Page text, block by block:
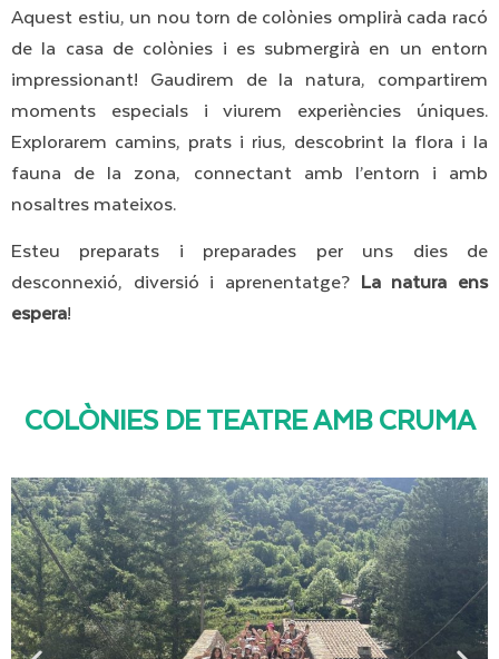
Aquest estiu, un nou torn de colònies omplirà cada racó
de la casa de colònies i es submergirà en un entorn
impressionant! Gaudirem de la natura, compartirem
moments especials i viurem experiències úniques.
Explorarem camins, prats i rius, descobrint la flora i la
fauna de la zona, connectant amb l’entorn i amb
nosaltres mateixos.
Esteu preparats i preparades per uns dies de
desconnexió, diversió i aprenentatge? La natura ens
espera!
COLÒNIES DE TEATRE AMB CRUMA